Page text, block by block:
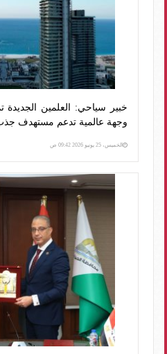
خبير سياحي: العلمين الجديدة
وجهة عالمية تدعم مستهدف جذب 30 مليون
الخميس، 25 يونيو 2026 09:42 ص